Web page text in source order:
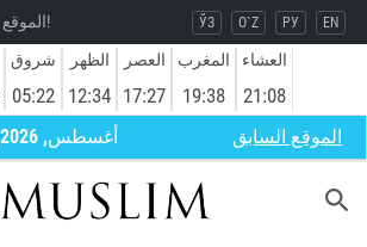
الموقع يعمل في وضع الاختبار! ЎЗ O`Z РУ EN
شروق
05:22
الظهر
12:34
العصر
17:27
المغرب
19:38
العشاء
21:08
07 أغسطس, 2026, 24 صَفَر, 1448 الموقع السابق